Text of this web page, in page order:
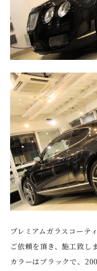
プレミアムガラスコーテ
ご依頼を頂き、施工致し
カラーはブラックで、